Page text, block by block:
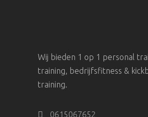
Wij bieden 1 op 1 personal
training, bedrijfsfitness &
training.
0615067652